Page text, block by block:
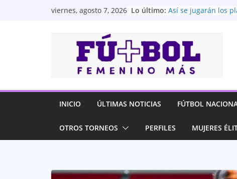
viernes, agosto 7, 2026 Lo último: Así se jugarán los
IDV Sub-14 y Sub-
semifinales de la
Evolución 2026
Dragonas IDV
infraestructura
Universidad
Barcelona SC golea
semifinales de la
INICIO ÚLTIMAS NOTICIAS FÚTBOL
OTROS TORNEOS PERFILES MUJERES